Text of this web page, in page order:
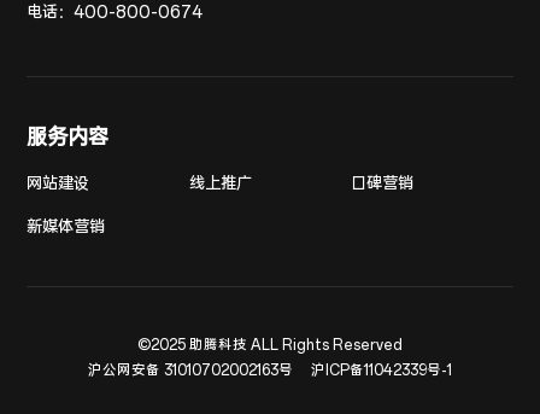
电话：400-800-0674
服务内容
网站建设 线上推广 口碑营销
新媒体营销
©2025 助腾科技 ALL Rights Reserved
沪公网安备 31010702002163号
沪ICP备11042339号-1